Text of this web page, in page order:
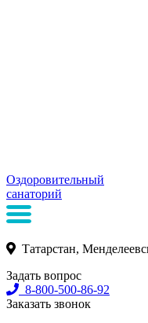
Оздоровительный
санаторий
Татарстан,
Задать вопрос
8-800-500-86-92
Заказать звонок